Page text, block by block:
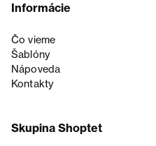
Informácie
Čo vieme
Šablóny
Nápoveda
Kontakty
Skupina Shoptet